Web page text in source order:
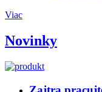
Viac
Novinky